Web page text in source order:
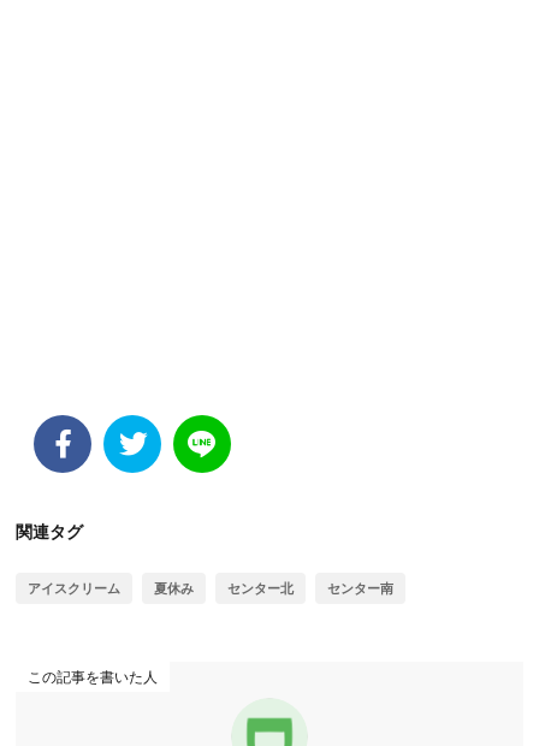
関連タグ
アイスクリーム 夏休み センター北 センター南
この記事を書いた人